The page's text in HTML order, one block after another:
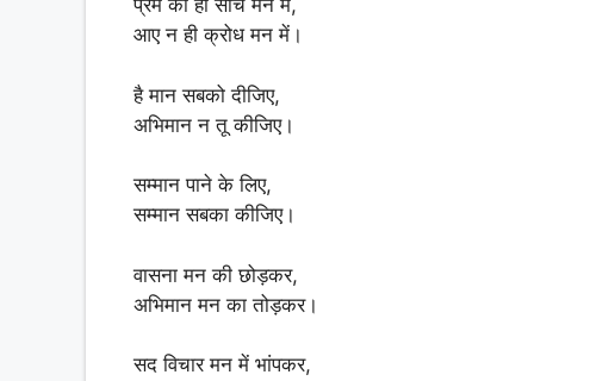
प्रेम की हो सोच मन में,
आए न ही क्रोध मन में‌।
है मान सबको दीजिए,
अभिमान न तू कीजिए।
सम्मान पाने के लिए,
सम्मान सबका कीजिए।
वासना मन की छोड़कर,
अभिमान मन का तोड़कर।
सद विचार मन में भांपकर,